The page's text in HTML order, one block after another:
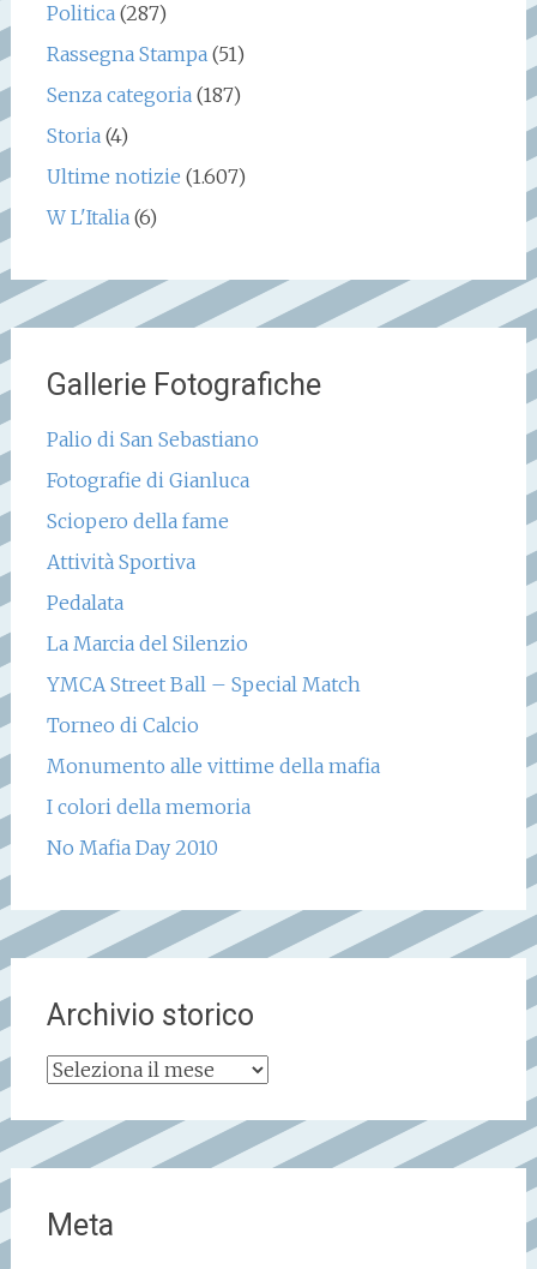
Politica(287)
Rassegna Stampa(51)
Senza categoria(187)
Storia(4)
Ultime notizie (1.607)
W L'Italia(6)
Gallerie Fotografiche
Palio di San Sebastiano
Fotografie di Gianluca
Sciopero della fame
Attività Sportiva
Pedalata
La Marcia del Silenzio
YMCA Street Ball – Special Match
Torneo di Calcio
Monumento alle vittime della mafia
I colori della memoria
No Mafia Day 2010
Archivio storico
Archivio
Meta